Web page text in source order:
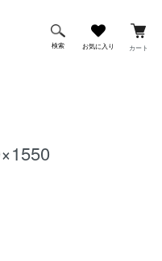
検索 お気に入り カート